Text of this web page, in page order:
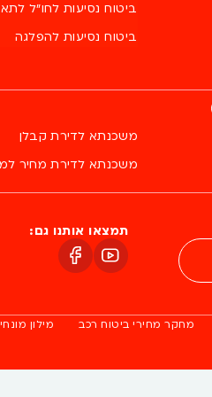
ביטוח נסיעות לחו"ל
ביטוח נסיעות להפלגה
משכנתא לדירת קבלן
משכנתא לדירת מחיר
תמצאו אותנו גם:
מחקר מחירי ביטוח רכב מילון